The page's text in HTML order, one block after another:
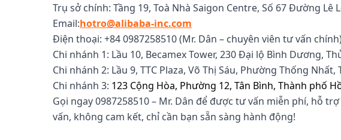
Trụ sở chính: Tầng 19, Toà Nhà Saigon Centre, Số 67 Đường Lê
Email:hotro@alibaba-inc.com
Điện thoại: +84 0987258510 (Mr. Dân – chuyên viên tư vấn
Chi nhánh 1: Lầu 10, Becamex Tower, 230 Đại lộ Bình Dương,
Chi nhánh 2: Lầu 9, TTC Plaza, Võ Thị Sáu, Phường Thống
Chi nhánh 3: 123 Cộng Hòa, Phường 12, Tân Bình, Thành phố
Gọi ngay 0987258510 – Mr. Dân để được tư vấn miễn phí, hỗ
vấn, không cam kết, chỉ cần bạn sẵn sàng hành động!